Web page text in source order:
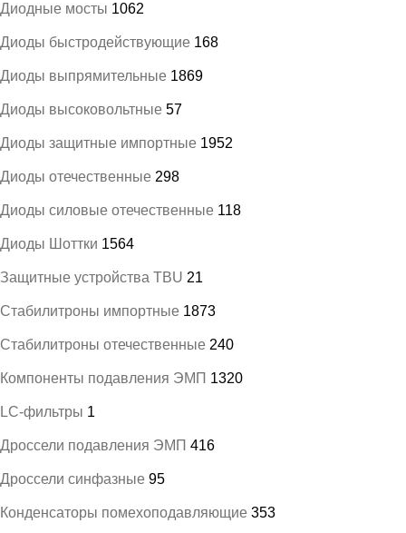
Диодные мосты 1062
Диоды быстродействующие 168
Диоды выпрямительные 1869
Диоды высоковольтные 57
Диоды защитные импортные 1952
Диоды отечественные 298
Диоды силовые отечественные 118
Диоды Шоттки 1564
Защитные устройства TBU 21
Стабилитроны импортные 1873
Стабилитроны отечественные 240
Компоненты подавления ЭМП 1320
LC-фильтры 1
Дроссели подавления ЭМП 416
Дроссели синфазные 95
Конденсаторы помехоподавляющие 353